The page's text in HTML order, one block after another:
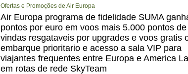
Ofertas e Promoções de Air Europa
Air Europa programa de fidelidade SUMA
pontos por euro em voos mais 5.000 pontos
vindas resgataveis por upgrades e voos gratis
embarque prioritario e acesso a sala VIP para
viajantes frequentes entre Europa e America
em rotas de rede SkyTeam